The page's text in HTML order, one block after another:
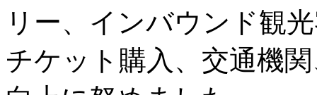
リー、インバウンド観
チケット購入、交通機